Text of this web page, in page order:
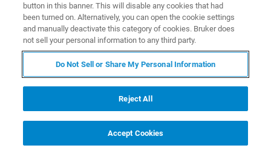
DIFFRAC.DAVINCI和SNAP-LOCK
button in this banner. This will disable any cookies that had
been turned on. Alternatively, you can open the cookie settings
and manually deactivate this category of cookies. Bruker does
not sell your personal information to any third party.
Do Not Sell or Share My Personal Information
Reject All
Accept Cookies